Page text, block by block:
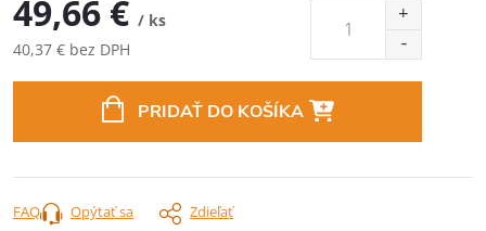
49,66 € / ks
40,37 € bez DPH
PRIDAŤ DO KOŠÍKA
Opýtať sa Zdieľať
FAQ